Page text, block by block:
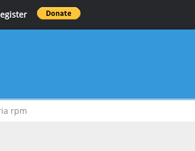
rpm